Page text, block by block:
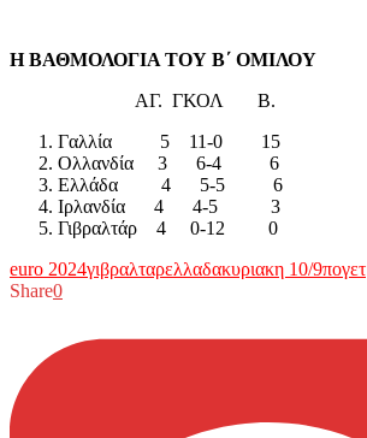
Η ΒΑΘΜΟΛΟΓΙΑ ΤΟΥ Β΄ ΟΜΙΛΟΥ
ΑΓ. ΓΚΟΛ Β.
Γαλλία 5 11-0 15
Ολλανδία 3 6-4 6
Ελλάδα 4 5-5 6
Ιρλανδία 4 4-5 3
Γιβραλτάρ 4 0-12 0
euro 2024γιβραλταρελλαδακυριακη 10/9πογετ
Share0